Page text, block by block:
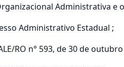
Administrativa e
Administrativo Estadual ;
RO n° 593, de 30 de